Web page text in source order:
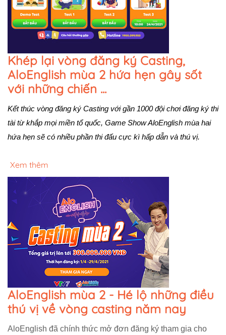
Khép lại vòng đăng ký Casting,
AloEnglish mùa 2 hứa hẹn gây sốt
với những chiến ...
Kết thúc vòng đăng ký Casting với gần 1000 đội chơi đăng ký thi
tài từ khắp mọi miền tổ quốc, Game Show AloEnglish mùa hai
hứa hẹn sẽ có nhiều phần thi đấu cực kì hấp dẫn và thú vị.
Xem thêm
AloEnglish mùa 2 - Hé lộ những điều
thú vị về vòng casting năm nay
AloEnglish đã chính thức mở đơn đăng ký tham gia cho